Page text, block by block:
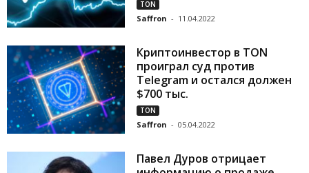
TON
Saffron - 11.04.2022
Криптоинвестор в TON
проиграл суд против
Telegram и остался должен
$700 тыс.
TON
Saffron - 05.04.2022
Павел Дуров отрицает